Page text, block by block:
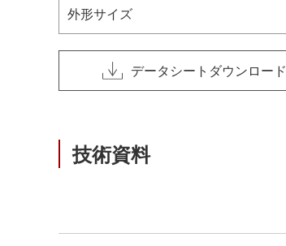
外形サイズ
データシートダウンロード
技術資料